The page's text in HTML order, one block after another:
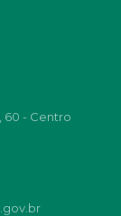
60 - Centro